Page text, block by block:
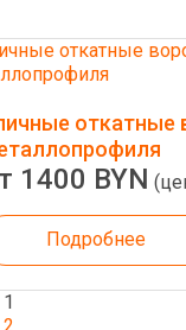
откатные
1400 BYN
Подробнее
1
2